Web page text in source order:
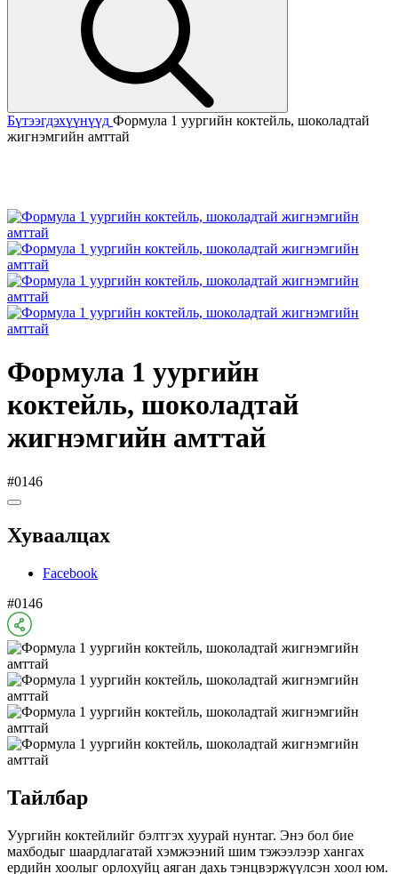
Бүтээгдэхүүнүүд Формула 1 уургийн коктейль, шоколадтай
жигнэмгийн амттай
Формула 1 уургийн
коктейль, шоколадтай
жигнэмгийн амттай
#0146
Хуваалцах
Facebook
#0146
Тайлбар
Уургийн коктейлийг бэлтгэх хуурай нунтаг. Энэ бол бие
махбодыг шаардлагатай хэмжээний шим тэжээлээр хангах
ердийн хоолыг орлохуйц аяган дахь тэнцвэржүүлсэн хоол юм.